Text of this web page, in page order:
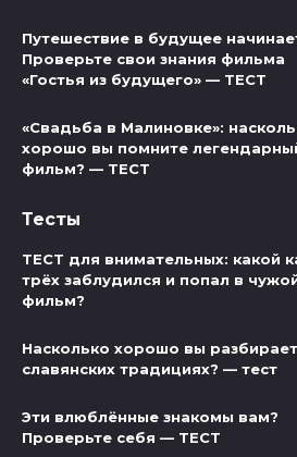
Путешествие в будущее
Проверьте свои знания фильма
«Гостья из будущего» — ТЕСТ
«Свадьба в Малиновке»:
хорошо вы помните
фильм? — ТЕСТ
Тесты
ТЕСТ для внимательных: какой
трёх заблудился и попал в
фильм?
Насколько хорошо вы
славянских традициях? — тест
Эти влюблённые знакомы вам?
Проверьте себя — ТЕСТ